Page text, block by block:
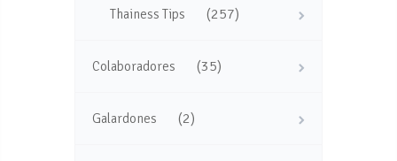
Thainess Tips (257)
Colaboradores (35)
Galardones (2)